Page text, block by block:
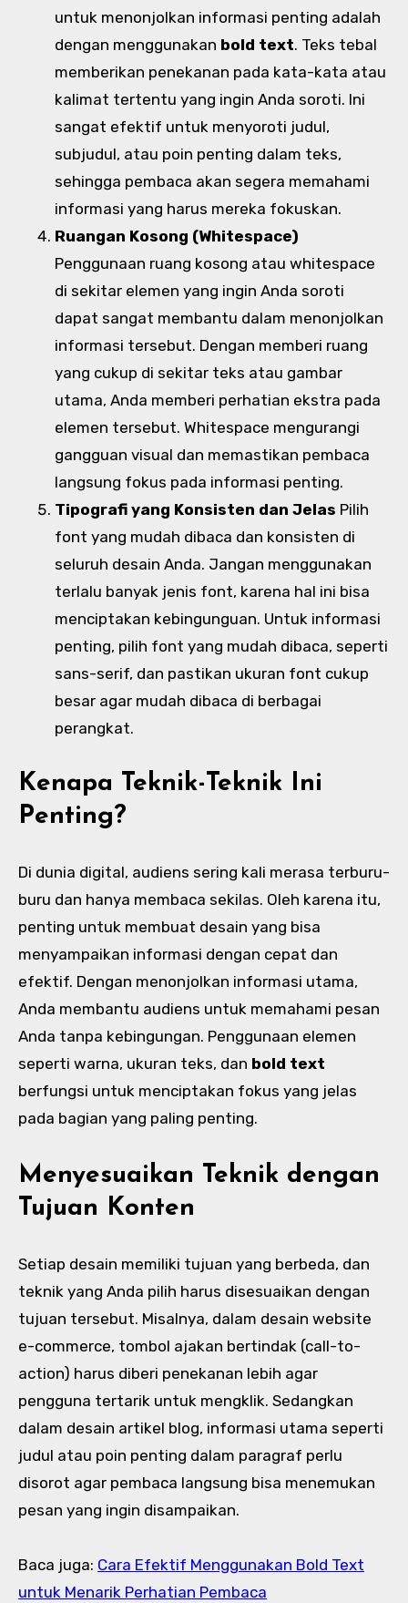
untuk menonjolkan informasi penting adalah
dengan menggunakan bold text. Teks tebal
memberikan penekanan pada kata-kata atau
kalimat tertentu yang ingin Anda soroti. Ini
sangat efektif untuk menyoroti judul,
subjudul, atau poin penting dalam teks,
sehingga pembaca akan segera memahami
informasi yang harus mereka fokuskan.
Ruangan Kosong (Whitespace)
Penggunaan ruang kosong atau whitespace
di sekitar elemen yang ingin Anda soroti
dapat sangat membantu dalam menonjolkan
informasi tersebut. Dengan memberi ruang
yang cukup di sekitar teks atau gambar
utama, Anda memberi perhatian ekstra pada
elemen tersebut. Whitespace mengurangi
gangguan visual dan memastikan pembaca
langsung fokus pada informasi penting.
Tipografi yang Konsisten dan Jelas Pilih
font yang mudah dibaca dan konsisten di
seluruh desain Anda. Jangan menggunakan
terlalu banyak jenis font, karena hal ini bisa
menciptakan kebingunguan. Untuk informasi
penting, pilih font yang mudah dibaca, seperti
sans-serif, dan pastikan ukuran font cukup
besar agar mudah dibaca di berbagai
perangkat.
Kenapa Teknik-Teknik Ini
Penting?
Di dunia digital, audiens sering kali merasa terburu-
buru dan hanya membaca sekilas. Oleh karena itu,
penting untuk membuat desain yang bisa
menyampaikan informasi dengan cepat dan
efektif. Dengan menonjolkan informasi utama,
Anda membantu audiens untuk memahami pesan
Anda tanpa kebingungan. Penggunaan elemen
seperti warna, ukuran teks, dan bold text
berfungsi untuk menciptakan fokus yang jelas
pada bagian yang paling penting.
Menyesuaikan Teknik dengan
Tujuan Konten
Setiap desain memiliki tujuan yang berbeda, dan
teknik yang Anda pilih harus disesuaikan dengan
tujuan tersebut. Misalnya, dalam desain website
e-commerce, tombol ajakan bertindak (call-to-
action) harus diberi penekanan lebih agar
pengguna tertarik untuk mengklik. Sedangkan
dalam desain artikel blog, informasi utama seperti
judul atau poin penting dalam paragraf perlu
disorot agar pembaca langsung bisa menemukan
pesan yang ingin disampaikan.
Baca juga: Cara Efektif Menggunakan Bold Text
untuk Menarik Perhatian Pembaca